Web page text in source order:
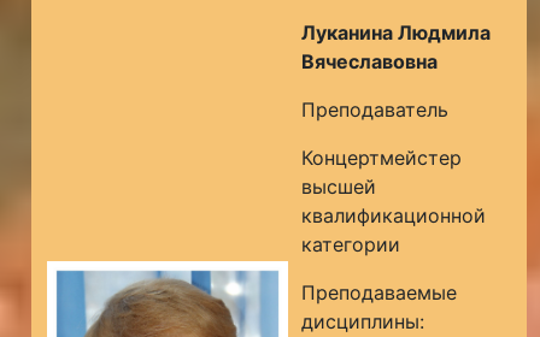
Луканина Людмила
Вячеславовна
Преподаватель
Концертмейстер
высшей
квалификационной
категории
Преподаваемые
дисциплины: